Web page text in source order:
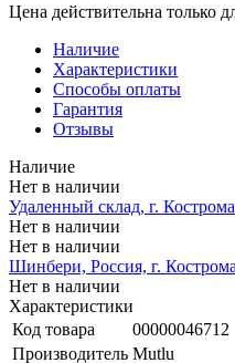
Цена действительна только
Наличие
Характеристики
Способы оплаты
Гарантия
Отзывы
Наличие
Нет в наличии
Удаленный склад, г.
Нет в наличии
Нет в наличии
Шинбери, Россия, г.
Нет в наличии
Характеристики
Код товара
00000046712
Производитель Mutlu